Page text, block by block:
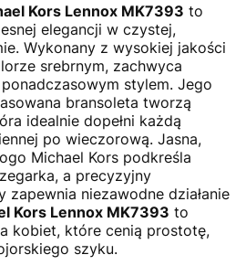
Kors Lennox MK7393 to
elegancji w czystej,
Wykonany z wysokiej jakości
srebrnym, zachwyca
stylem. Jego
bransoleta tworzą
idealnie dopełni każdą
po wieczorową. Jasna,
Michael Kors podkreśla
a precyzyjny
zapewnia niezawodne działanie
Kors Lennox MK7393 to
kobiet, które cenią prostotę,
szyku.